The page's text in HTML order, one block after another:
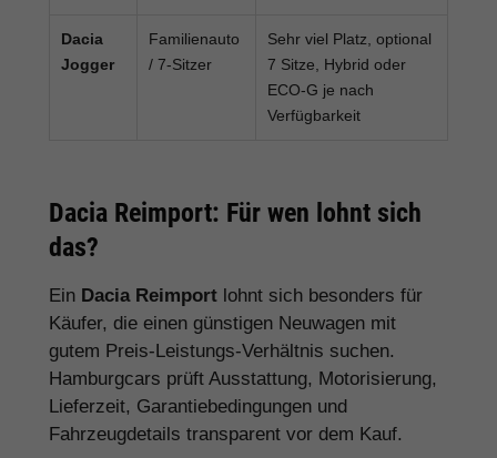
Dacia
Jogger
Familienauto
/ 7-Sitzer
Sehr viel Platz, optional
7 Sitze, Hybrid oder
ECO-G je nach
Verfügbarkeit
Dacia Reimport: Für wen lohnt sich
das?
Ein Dacia Reimport lohnt sich besonders für
Käufer, die einen günstigen Neuwagen mit
gutem Preis-Leistungs-Verhältnis suchen.
Hamburgcars prüft Ausstattung, Motorisierung,
Lieferzeit, Garantiebedingungen und
Fahrzeugdetails transparent vor dem Kauf.